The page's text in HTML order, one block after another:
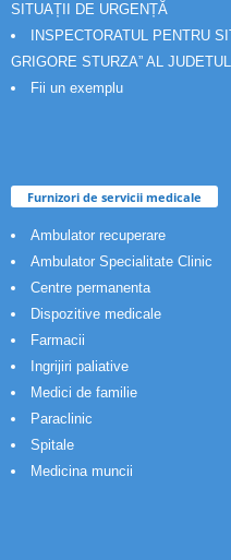
SITUAȚII DE URGENȚĂ
INSPECTORATUL PENTRU
GRIGORE STURZA” AL
Fii un exemplu
Furnizori de servicii medicale
Ambulator recuperare
Ambulator Specialitate Clinic
Centre permanenta
Dispozitive medicale
Farmacii
Ingrijiri paliative
Medici de familie
Paraclinic
Spitale
Medicina muncii